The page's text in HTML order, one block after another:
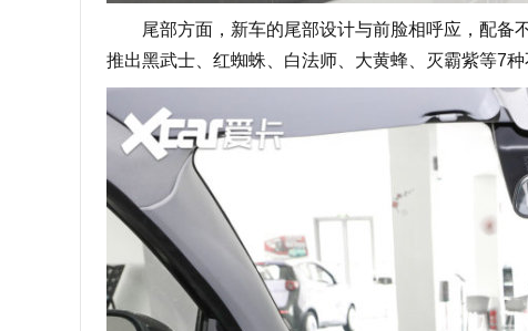
尾部方面，新车的尾部设计与前脸相呼应，配备
推出黑武士、红蜘蛛、白法师、大黄蜂、灭霸紫等7种